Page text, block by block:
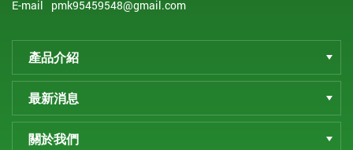
E-mail
pmk95459548@gmail.com
產品介紹
最新消息
關於我們